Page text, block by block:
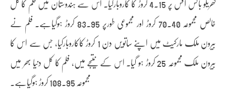
خالص مجموعہ 70.40 کروڑ اور مجموعی طورپر 83.95 کروڑ ہوگیاہے۔ فلم نے
بیرون ملک مارکیٹ میں اپنے ساتویں دن 1 کروڑ کاکاروبارکیا، جس سے اس کا
بیرون ملک مجموعہ 25 کروڑ ہو گیا۔ اس کے نتیجے میں، فلم کا کل دنیا بھر میں
مجموعہ 108.95 کروڑ ہوگیاہے۔